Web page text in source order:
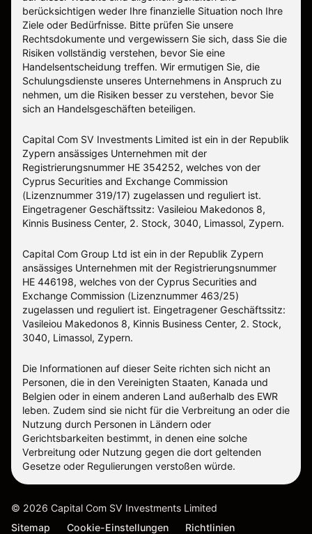
berücksichtigen weder Ihre finanzielle Situation noch Ihre
Ziele oder Bedürfnisse. Bitte prüfen Sie unsere
Rechtsdokumente und vergewissern Sie sich, dass Sie die
Risiken vollständig verstehen, bevor Sie eine
Handelsentscheidung treffen. Wir ermutigen Sie, die
Schulungsdienste unseres Unternehmens in Anspruch zu
nehmen, um die Risiken besser zu verstehen, bevor Sie
sich an Handelsgeschäften beteiligen.
Capital Com SV Investments Limited ist ein in der Republik
Zypern ansässiges Unternehmen mit der
Registrierungsnummer HE 354252, welches von der
Cyprus Securities and Exchange Commission
(Lizenznummer 319/17) zugelassen und reguliert ist.
Eingetragener Geschäftssitz: Vasileiou Makedonos 8,
Kinnis Business Center, 2. Stock, 3040, Limassol, Zypern.
Capital Com Group Ltd ist ein in der Republik Zypern
ansässiges Unternehmen mit der Registrierungsnummer
ΗΕ 446198, welches von der Cyprus Securities and
Exchange Commission (Lizenznummer 463/25)
zugelassen und reguliert ist. Eingetragener Geschäftssitz:
Vasileiou Makedonos 8, Kinnis Business Center, 2. Stock,
3040, Limassol, Zypern.
Die Informationen auf dieser Seite richten sich nicht an
Personen, die in den Vereinigten Staaten, Kanada und
Belgien oder in einem anderen Land außerhalb des EWR
leben. Zudem sind sie nicht für die Verbreitung an oder die
Nutzung durch Personen in Ländern oder
Gerichtsbarkeiten bestimmt, in denen eine solche
Verbreitung oder Nutzung gegen die dort geltenden
Gesetze oder Regulierungen verstoßen würde.
© 2026 Capital Com SV Investments Limited
Sitemap
Cookie-Einstellungen Richtlinien